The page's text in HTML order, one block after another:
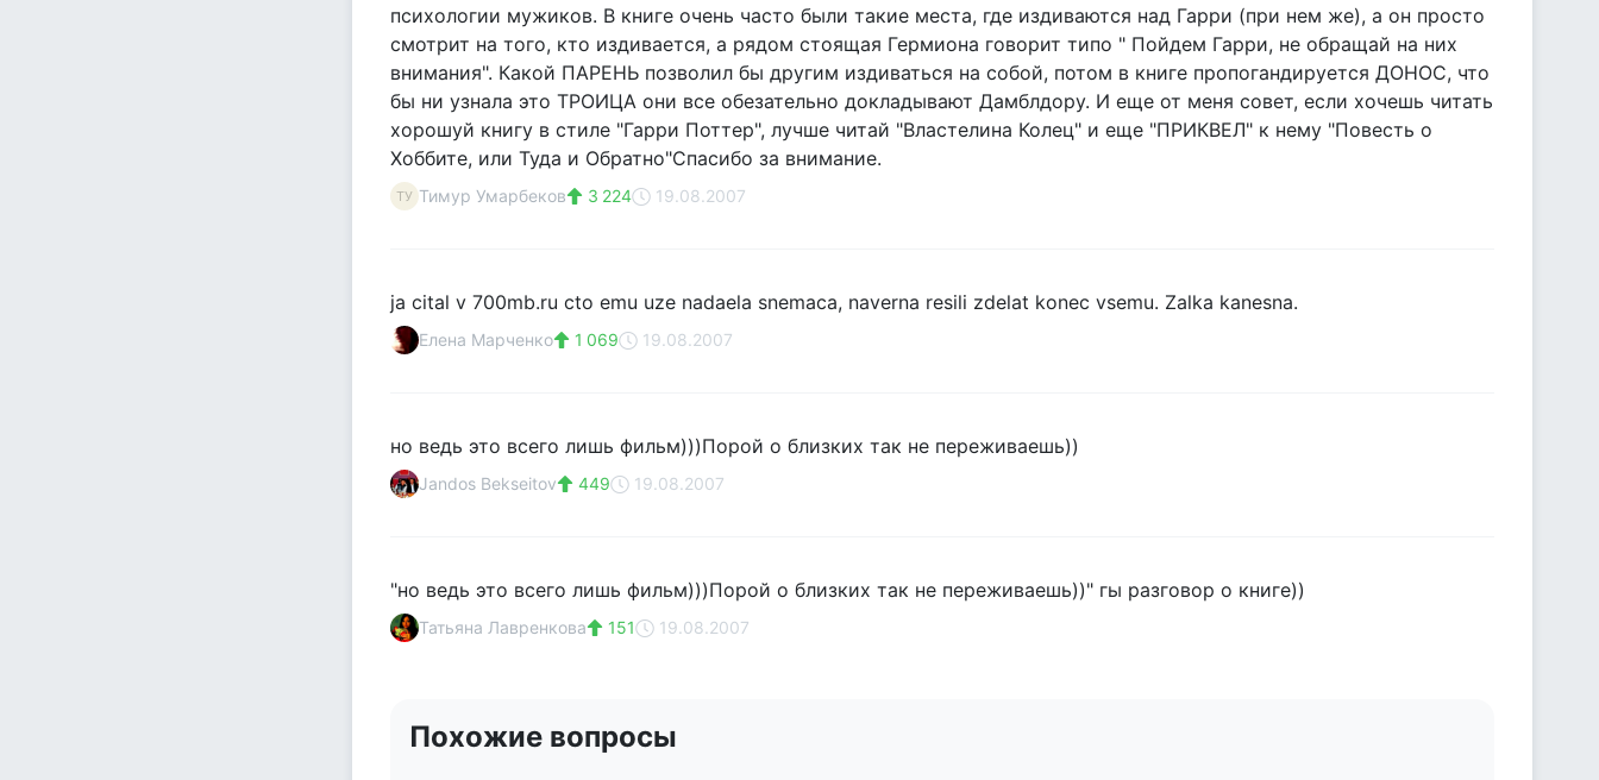
психологии мужиков. В книге очень часто были такие места, где издиваются над Гарри (при нем же), а он просто
смотрит на того, кто издивается, а рядом стоящая Гермиона говорит типо " Пойдем Гарри, не обращай на них
внимания". Какой ПАРЕНЬ позволил бы другим издиваться на собой, потом в книге пропогандируется ДОНОС, что
бы ни узнала это ТРОИЦА они все обезательно докладывают Дамблдору. И еще от меня совет, если хочешь читать
хорошуй книгу в стиле "Гарри Поттер", лучше читай "Властелина Колец" и еще "ПРИКВЕЛ" к нему "Повесть о
Хоббите, или Туда и Обратно"Спасибо за внимание.
ТУ Тимур Умарбеков 3 224 19.08.2007
ja cital v 700mb.ru cto emu uze nadaela snemaca, naverna resili zdelat konec vsemu. Zalka kanesna.
Елена Марченко 1 069 19.08.2007
но ведь это всего лишь фильм)))Порой о близких так не переживаешь))
Jandos Bekseitov 449 19.08.2007
"но ведь это всего лишь фильм)))Порой о близких так не переживаешь))" гы разговор о книге))
Татьяна Лавренковa 151 19.08.2007
Похожие вопросы